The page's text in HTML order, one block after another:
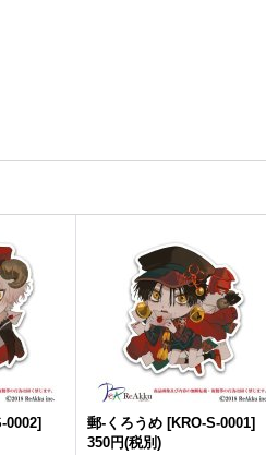
0002] 郵-くろうめ [KRO-S-0001]
350円(税別)